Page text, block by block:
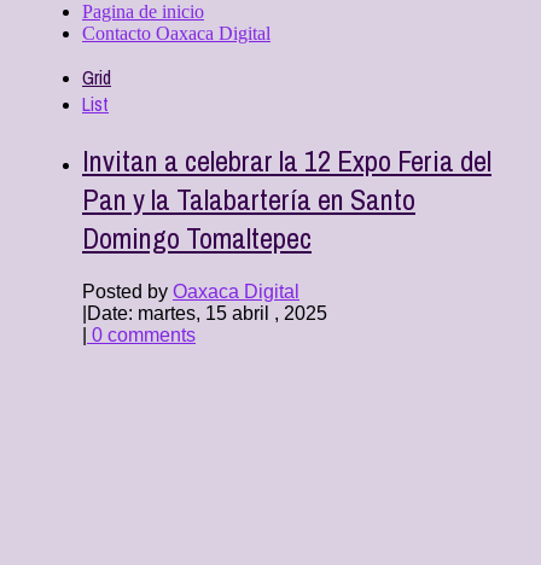
Pagina de inicio
Contacto Oaxaca Digital
Grid
List
Invitan a celebrar la 12 Expo Feria del
Pan y la Talabartería en Santo
Domingo Tomaltepec
Posted by Oaxaca Digital
Date: martes, 15 abril , 2025
0 comments